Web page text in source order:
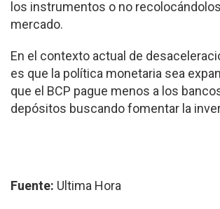
los instrumentos o no
mercado.
En el contexto actual de
es que la política monetaria sea
que el BCP pague menos a los
depósitos buscando fomentar la
Fuente: Ultima Hora